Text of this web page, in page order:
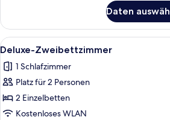
Daten
Alle
Fotos
für
Deluxe-
Zweibettzimmer
anzeigen
Ein
5
Deluxe-Zweibettzimmer
1 Schlafzimmer
Platz für 2 Personen
2 Einzelbetten
Kostenloses WLAN